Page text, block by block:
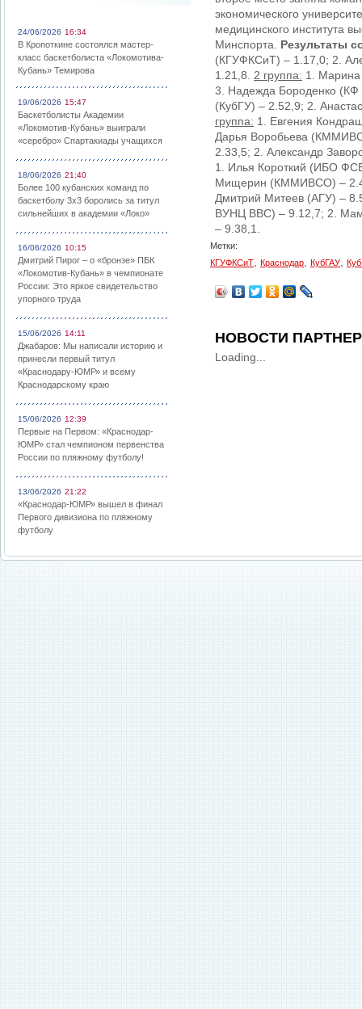
24/06/2026 16:34
В Кропоткине состоялся мастер-
класс баскетболиста «Локомотива-
Кубань» Темирова
19/06/2026 15:47
Баскетболисты Академии
«Локомотив-Кубань» выиграли
«серебро» Спартакиады учащихся
18/06/2026 21:40
Более 100 кубанских команд по
баскетболу 3х3 боролись за титул
сильнейших в академии «Локо»
16/06/2026 10:15
Дмитрий Пирог – о «бронзе» ПБК
«Локомотив-Кубань» в чемпионате
России: Это яркое свидетельство
упорного труда
15/06/2026 14:11
Джабаров: Мы написали историю и
принесли первый титул
«Краснодару-ЮМР» и всему
Краснодарскому краю
15/06/2026 12:39
Первые на Первом: «Краснодар-
ЮМР» стал чемпионом первенства
России по пляжному футболу!
13/06/2026 21:22
«Краснодар-ЮМР» вышел в финал
Первого дивизиона по пляжному
футболу
экономического
медицинского института
Минспорта. Результаты
(КГУФКСиТ) – 1.17,0; 2.
1.21,8. 2 группа: 1.
3. Надежда Бороденко
(КубГУ) – 2.52,9; 2.
группа: 1. Евгения
Дарья Воробьева
2.33,5; 2. Александр
1. Илья Короткий (ИБО
Мищерин (КММИВСО) –
Дмитрий Митеев (АГУ) –
ВУНЦ ВВС) – 9.12,7; 2.
– 9.38,1.
Метки:
КГУФКСиТ
Краснодар КубГАУ
НОВОСТИ
Loading...